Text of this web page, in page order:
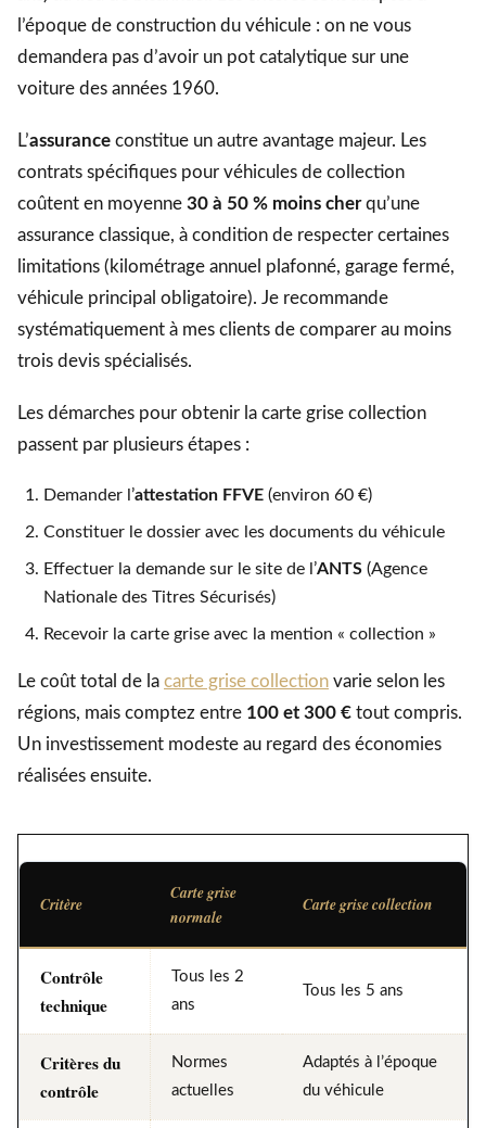
l’époque de construction du véhicule : on ne vous
demandera pas d’avoir un pot catalytique sur une
voiture des années 1960.
L’assurance constitue un autre avantage majeur. Les
contrats spécifiques pour véhicules de collection
coûtent en moyenne 30 à 50 % moins cherqu’une
assurance classique, à condition de respecter certaines
limitations (kilométrage annuel plafonné, garage fermé,
véhicule principal obligatoire). Je recommande
systématiquement à mes clients de comparer au moins
trois devis spécialisés.
Les démarches pour obtenir la carte grise collection
passent par plusieurs étapes :
Demander l’attestation FFVE (environ 60 €)
Constituer le dossier avec les documents du véhicule
Effectuer la demande sur le site de l’ANTS (Agence
Nationale des Titres Sécurisés)
Recevoir la carte grise avec la mention « collection »
Le coût total de la carte grise collection varie selon les
régions, mais comptez entre 100 et 300 € tout compris.
Un investissement modeste au regard des économies
réalisées ensuite.
Critère
Carte grise
normale
Carte grise collection
Contrôle
technique
Tous les 2
ans
Tous les 5 ans
Critères du
contrôle
Normes
actuelles
Adaptés à l’époque
du véhicule